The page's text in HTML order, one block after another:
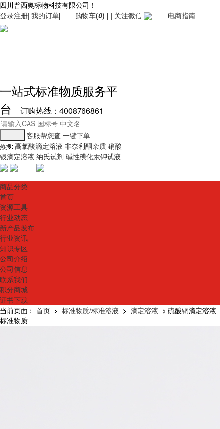
四川普西奥标物科技有限公司！
登录注册| 我的订单| 购物车(0) | | 关注微信 | 电商指南
一站式标准物质服务平
台
订购热线：4008766861
客服帮您查 一键下单
热搜:高氯酸滴定溶液 非奈利酮杂质 硝酸
银滴定溶液 纳氏试剂 碱性碘化汞钾试液
商品分类
首页
资源工具
行业动态
新产品发布
行业资讯
知识专区
公司介绍
公司信息
联系我们
积分商城
证书下载
当前页面： 首页 > 标准物质/标准溶液 > 滴定溶液 > 硫酸铜滴定溶液
标准物质